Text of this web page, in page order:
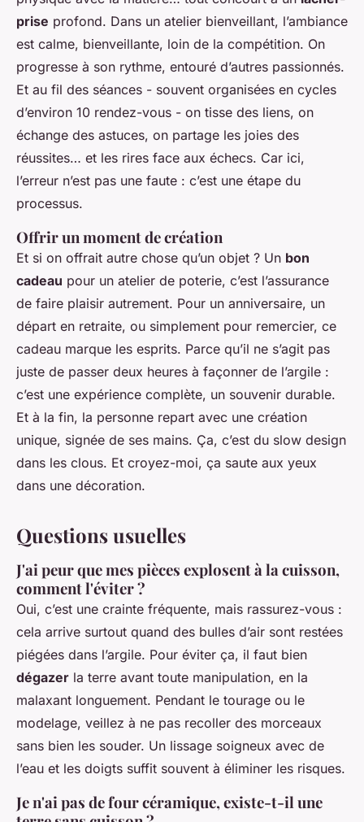
prise profond. Dans un atelier bienveillant, l’ambiance
est calme, bienveillante, loin de la compétition. On
progresse à son rythme, entouré d’autres passionnés.
Et au fil des séances - souvent organisées en cycles
d’environ 10 rendez-vous - on tisse des liens, on
échange des astuces, on partage les joies des
réussites… et les rires face aux échecs. Car ici,
l’erreur n’est pas une faute : c’est une étape du
processus.
Offrir un moment de création
Et si on offrait autre chose qu’un objet ? Un bon
cadeau pour un atelier de poterie, c’est l’assurance
de faire plaisir autrement. Pour un anniversaire, un
départ en retraite, ou simplement pour remercier, ce
cadeau marque les esprits. Parce qu’il ne s’agit pas
juste de passer deux heures à façonner de l’argile :
c’est une expérience complète, un souvenir durable.
Et à la fin, la personne repart avec une création
unique, signée de ses mains. Ça, c’est du slow design
dans les clous. Et croyez-moi, ça saute aux yeux
dans une décoration.
Questions usuelles
J'ai peur que mes pièces explosent à la cuisson,
comment l'éviter ?
Oui, c’est une crainte fréquente, mais rassurez-vous :
cela arrive surtout quand des bulles d’air sont restées
piégées dans l’argile. Pour éviter ça, il faut bien
dégazer la terre avant toute manipulation, en la
malaxant longuement. Pendant le tourage ou le
modelage, veillez à ne pas recoller des morceaux
sans bien les souder. Un lissage soigneux avec de
l’eau et les doigts suffit souvent à éliminer les risques.
Je n'ai pas de four céramique, existe-t-il une